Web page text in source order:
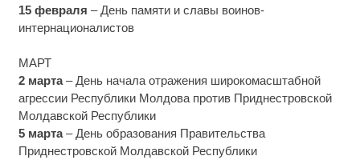
15 февраля – День памяти и славы воинов-
интернационалистов
МАРТ
2 марта– День начала отражения широкомасштабной
агрессии Республики Молдова против Приднестровской
Молдавской Республики
5 марта– День образования Правительства
Приднестровской Молдавской Республики